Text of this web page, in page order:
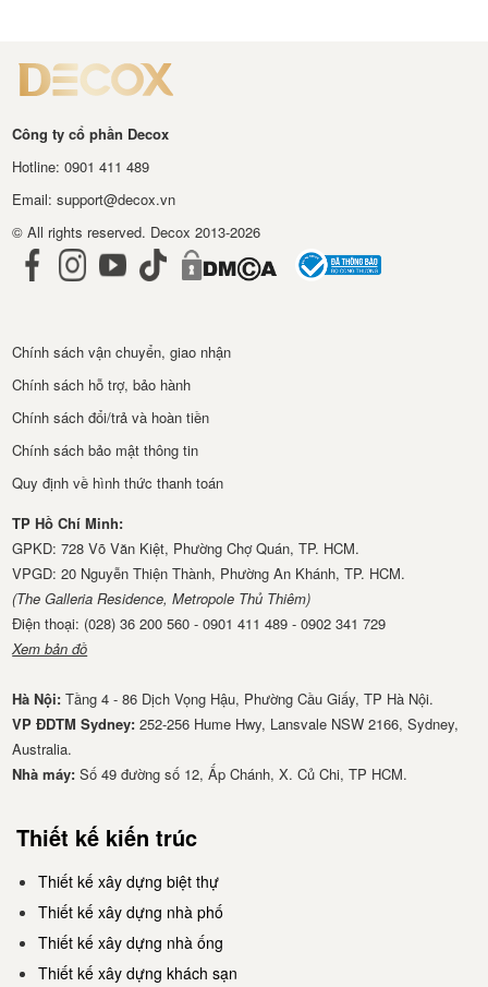
Công ty cổ phần Decox
Hotline: 0901 411 489
Email: support@decox.vn
© All rights reserved. Decox 2013-2026
Chính sách vận chuyển, giao nhận
Chính sách hỗ trợ, bảo hành
Chính sách đổi/trả và hoàn tiền
Chính sách bảo mật thông tin
Quy định về hình thức thanh toán
TP Hồ Chí Minh:
GPKD: 728 Võ Văn Kiệt, Phường Chợ Quán, TP. HCM.
VPGD: 20 Nguyễn Thiện Thành, Phường An Khánh, TP. HCM.
(The Galleria Residence, Metropole Thủ Thiêm)
Điện thoại: (028) 36 200 560 - 0901 411 489 - 0902 341 729
Xem bản đồ
Hà Nội:Tầng 4 - 86 Dịch Vọng Hậu, Phường Cầu Giấy, TP Hà Nội.
VP ĐDTM Sydney: 252-256 Hume Hwy, Lansvale NSW 2166, Sydney,
Australia.
Nhà má​y: Số 49 đường số 12, Ấp Chánh, X. Củ Chi, TP HCM.
Thiết kế kiến trúc
Thiết kế xây dựng biệt thự
Thiết kế xây dựng nhà phố
Thiết kế xây dựng nhà ống
Thiết kế xây dựng khách sạn